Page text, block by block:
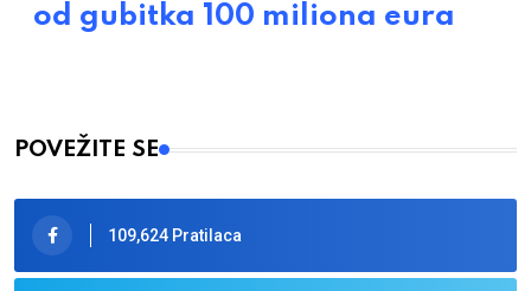
od gubitka 100 miliona eura
POVEŽITE SE
109,624 Pratilaca